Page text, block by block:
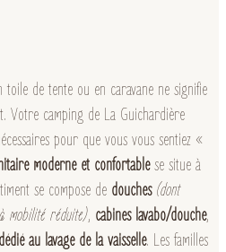
toile de tente ou en caravane ne signifie
Votre camping de La Guichardière
pour que vous vous sentiez «
moderne et confortablese situe à
se compose de douches (dont
mobilité réduite), cabines lavabo/douche,
au lavage de la vaisselle. Les familles